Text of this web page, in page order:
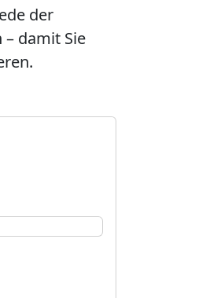
der
damit Sie